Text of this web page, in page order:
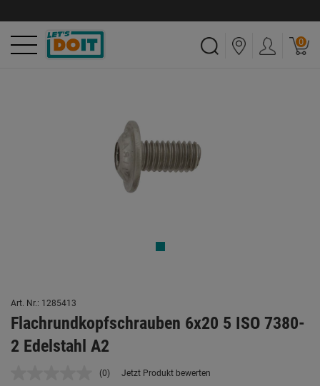
0
Art. Nr.: 1285413
Flachrundkopfschrauben 6x20 5 ISO 7380-
2 Edelstahl A2
Kein
(0) Jetzt Produkt bewerten